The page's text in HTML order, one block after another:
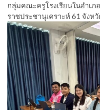
กลุ่มคณะครูโรงเรียนในอำเ
ราชประชานุเคราะห์ 61 จังห